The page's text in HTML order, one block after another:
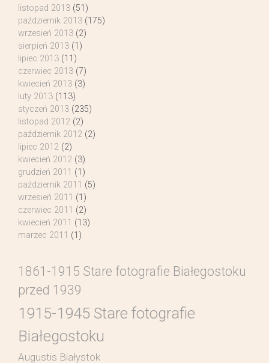
listopad 2013 (51)
październik 2013 (175)
wrzesień 2013 (2)
sierpień 2013 (1)
lipiec 2013 (11)
czerwiec 2013 (7)
kwiecień 2013 (3)
luty 2013 (113)
styczeń 2013 (235)
listopad 2012 (2)
październik 2012 (2)
lipiec 2012 (2)
kwiecień 2012 (3)
grudzień 2011 (1)
październik 2011 (5)
wrzesień 2011 (1)
czerwiec 2011 (2)
kwiecień 2011 (13)
marzec 2011 (1)
1861-1915 Stare fotografie Białegostoku
przed 1939
1915-1945 Stare fotografie
Białegostoku
Augustis Białystok